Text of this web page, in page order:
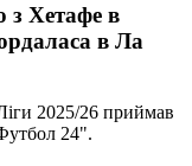
з Хетафе в
в Ла
2025/26 приймав
24".